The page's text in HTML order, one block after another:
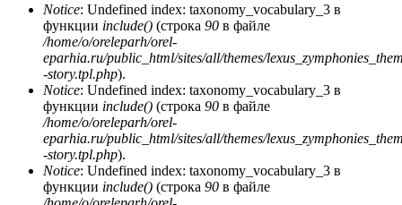
Notice: Undefined index: taxonomy_vocabulary_3 в
функции include() (строка 90 в файле
/home/o/oreleparh/orel-
eparhia.ru/public_html/sites/all/themes/
-story.tpl.php).
Notice: Undefined index: taxonomy_vocabulary_3 в
функции include() (строка 90 в файле
/home/o/oreleparh/orel-
eparhia.ru/public_html/sites/all/themes/
-story.tpl.php).
Notice: Undefined index: taxonomy_vocabulary_3 в
функции include() (строка 90 в файле